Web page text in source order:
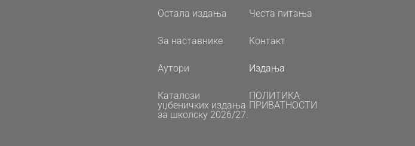
Остала издања Честа питања
За наставнике Контакт
Аутори Издања
Каталози
уџбеничких издања
за школску 2026/27.
ПОЛИТИКА
ПРИВАТНОСТИ